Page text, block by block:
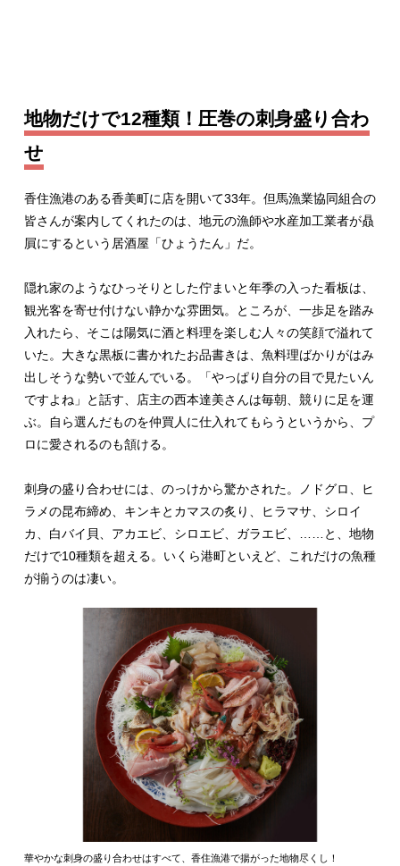
地物だけで12種類！圧巻の刺身盛り合わ
せ
香住漁港のある香美町に店を開いて33年。但馬漁業協同組合の
皆さんが案内してくれたのは、地元の漁師や水産加工業者が贔
屓にするという居酒屋「ひょうたん」だ。
隠れ家のようなひっそりとした佇まいと年季の入った看板は、
観光客を寄せ付けない静かな雰囲気。ところが、一歩足を踏み
入れたら、そこは陽気に酒と料理を楽しむ人々の笑顔で溢れて
いた。大きな黒板に書かれたお品書きは、魚料理ばかりがはみ
出しそうな勢いで並んでいる。「やっぱり自分の目で見たいん
ですよね」と話す、店主の西本達美さんは毎朝、競りに足を運
ぶ。自ら選んだものを仲買人に仕入れてもらうというから、プ
ロに愛されるのも頷ける。
刺身の盛り合わせには、のっけから驚かされた。ノドグロ、ヒ
ラメの昆布締め、キンキとカマスの炙り、ヒラマサ、シロイ
カ、白バイ貝、アカエビ、シロエビ、ガラエビ、……と、地物
だけで10種類を超える。いくら港町といえど、これだけの魚種
が揃うのは凄い。
華やかな刺身の盛り合わせはすべて、香住漁港で揚がった地物尽くし！